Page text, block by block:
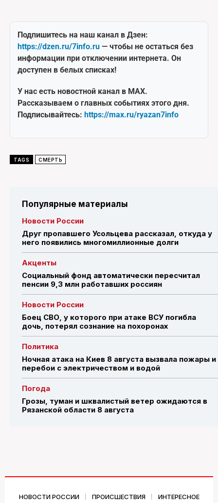
Подпишитесь на наш канал в Дзен:
https://dzen.ru/7info.ru — чтобы не остаться без
информации при отключении интернета. Он
доступен в белых списках!
У нас есть новостной канал в MAX.
Рассказываем о главных событиях этого дня.
Подписывайтесь: https://max.ru/ryazan7info
TAGS СМЕРТЬ
Популярные материалы
Новости России
Друг пропавшего Усольцева рассказал, откуда у
него появились многомиллионные долги
Акценты
Социальный фонд автоматически пересчитал
пенсии 9,3 млн работавших россиян
Новости России
Боец СВО, у которого при атаке ВСУ погибла
дочь, потерял сознание на похоронах
Политика
Ночная атака на Киев 8 августа вызвала пожары и
перебои с электричеством и водой
Погода
Грозы, туман и шквалистый ветер ожидаются в
Рязанской области 8 августа
НОВОСТИ РОССИИ ПРОИСШЕСТВИЯ ИНТЕРЕСНОЕ